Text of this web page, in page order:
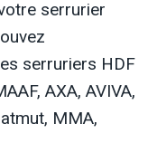
serrurier
serruriers HDF
AXA, AVIVA,
MMA,